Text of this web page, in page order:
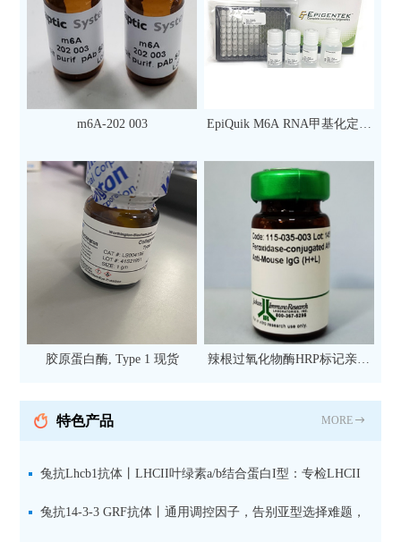
m6A-202 003
EpiQuik M6A RNA甲基化定量
次）
胶原蛋白酶, Type 1 现货
辣根过氧化物酶HRP标记亲和
抗 现货
特色产品 MORE
兔抗Lhcb1抗体丨LHCII叶绿素a/b结合蛋白I型：专检LHCII
中含量丰富的捕光蛋白
兔抗14-3-3 GRF抗体丨通用调控因子，告别亚型选择难题，